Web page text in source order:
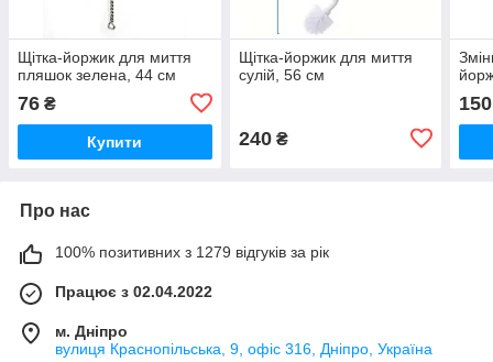
Щітка-йоржик для миття
пляшок зелена, 44 см
76 ₴
Купити
Щітка-йоржик для миття
сулій, 56 см
240₴
150
Про нас
100% позитивних з 1279 відгуків за рік
Працює з 02.04.2022
м. Дніпро
вулиця Краснопільська, 9, офіс 316, Дніпро, Україна